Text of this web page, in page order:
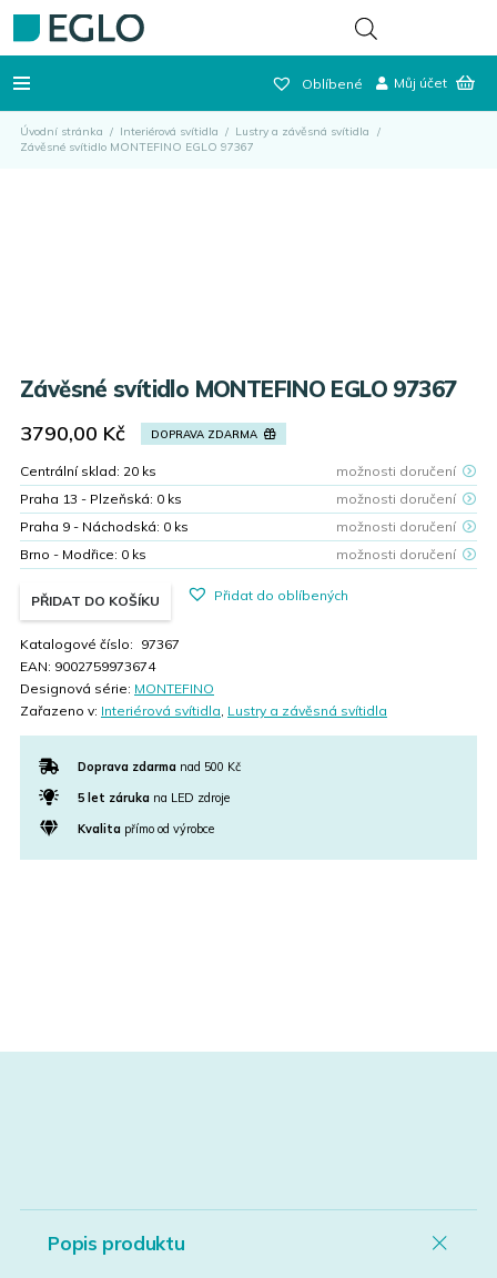
Oblíbené Můj účet
Úvodní stránka / Interiérová svítidla / Lustry a závěsná svítidla
/
Závěsné svítidlo MONTEFINO EGLO 97367
Závěsné svítidlo MONTEFINO EGLO 97367
3790,00 Kč DOPRAVA ZDARMA
Centrální sklad: 20 ks
možnosti doručení
Praha 13 - Plzeňská: 0 ks
možnosti doručení
Praha 9 - Náchodská: 0 ks
možnosti doručení
Brno - Modřice: 0 ks možnosti doručení
PŘIDAT DO KOŠÍKU Přidat do oblíbených
Katalogové číslo: 97367
EAN: 9002759973674
Designová série: MONTEFINO
Zařazeno v: Interiérová svítidla Lustry a závěsná svítidla
Doprava zdarma nad 500 Kč
5 let zárukana LED zdroje
Kvalitapřímo od výrobce
Popis produktu